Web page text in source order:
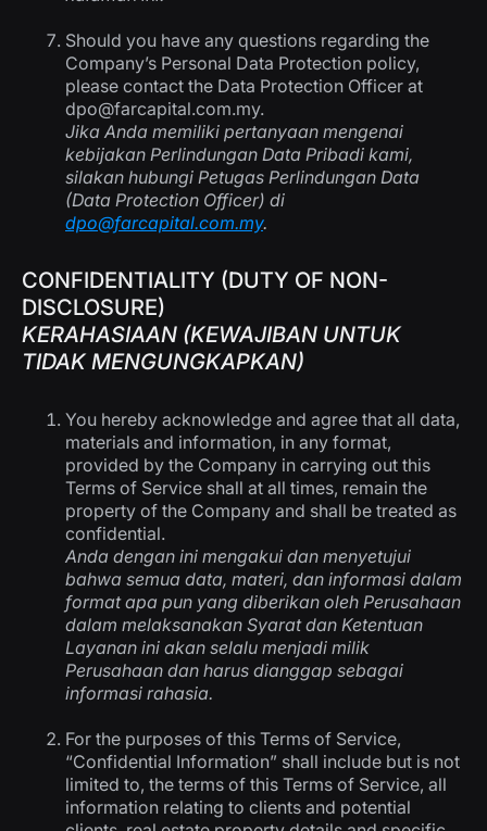
Should you have any questions regarding the
Company’s Personal Data Protection policy,
please contact the Data Protection Officer at
dpo@farcapital.com.my.
Jika Anda memiliki pertanyaan mengenai
kebijakan Perlindungan Data Pribadi kami,
silakan hubungi Petugas Perlindungan Data
(Data Protection Officer) di
dpo@farcapital.com.my.
CONFIDENTIALITY (DUTY OF NON-
DISCLOSURE)
KERAHASIAAN (KEWAJIBAN UNTUK
TIDAK MENGUNGKAPKAN)
You hereby acknowledge and agree that all data,
materials and information, in any format,
provided by the Company in carrying out this
Terms of Service shall at all times, remain the
property of the Company and shall be treated as
confidential.
Anda dengan ini mengakui dan menyetujui
bahwa semua data, materi, dan informasi dalam
format apa pun yang diberikan oleh Perusahaan
dalam melaksanakan Syarat dan Ketentuan
Layanan ini akan selalu menjadi milik
Perusahaan dan harus dianggap sebagai
informasi rahasia.
For the purposes of this Terms of Service,
“Confidential Information” shall include but is not
limited to, the terms of this Terms of Service, all
information relating to clients and potential